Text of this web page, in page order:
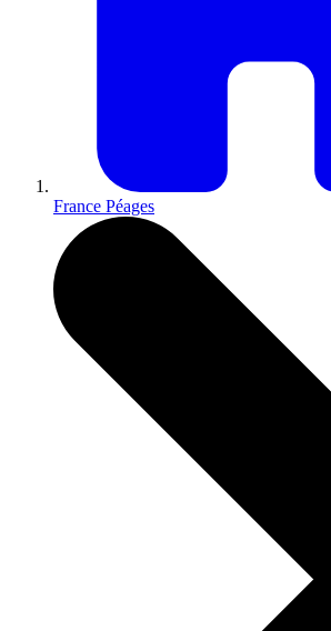
France Péages